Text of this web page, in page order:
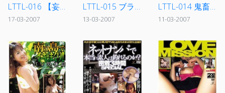
LTTL-016 【妄連想】 女教師性的指導編 同級生＆ロ●ータ編
17-03-2007
LTTL-015 ブラックザーメン黒人ぶっかけセックス 4時間SPECIAL
13-03-2007
LTTL-014 鬼畜強姦-凌辱の罠
11-03-2007